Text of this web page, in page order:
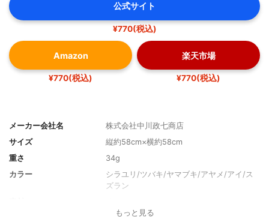
公式サイト
¥770(税込)
Amazon
¥770(税込)
楽天市場
¥770(税込)
メーカー会社名
株式会社中川政七商店
サイズ
縦約58cm×横約58cm
重さ
34g
カラー
シラユリ/ツバキ/ヤマブキ/アヤメ/アイ/ス
ズラン
もっと見る